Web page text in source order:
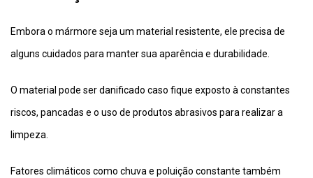
Embora o mármore seja um material resistente, ele precisa de
alguns cuidados para manter sua aparência e durabilidade.
O material pode ser danificado caso fique exposto à constantes
riscos, pancadas e o uso de produtos abrasivos para realizar a
limpeza.
Fatores climáticos como chuva e poluição constante também